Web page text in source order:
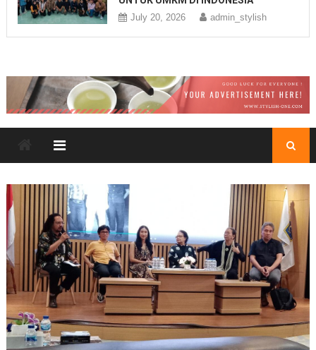
July 20, 2026 admin_stylish